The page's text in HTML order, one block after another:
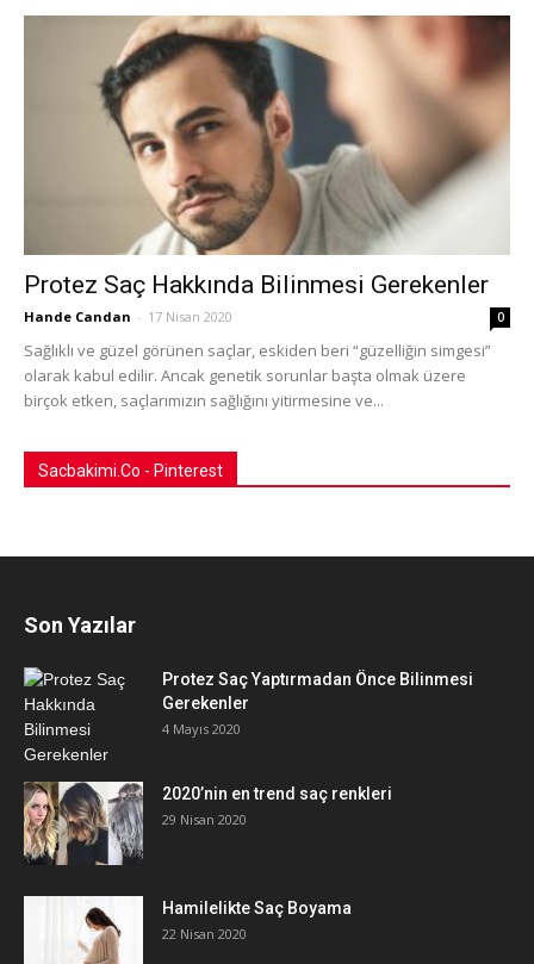
Protez Saç Hakkında Bilinmesi Gerekenler
Hande Candan - 17 Nisan 2020 0
Sağlıklı ve güzel görünen saçlar, eskiden beri “güzelliğin simgesi”
olarak kabul edilir. Ancak genetik sorunlar başta olmak üzere
birçok etken, saçlarımızın sağlığını yitirmesine ve...
Sacbakimi.Co - Pinterest
Son Yazılar
Protez Saç Yaptırmadan Önce Bilinmesi
Gerekenler
4 Mayıs 2020
2020’nin en trend saç renkleri
29 Nisan 2020
Hamilelikte Saç Boyama
22 Nisan 2020